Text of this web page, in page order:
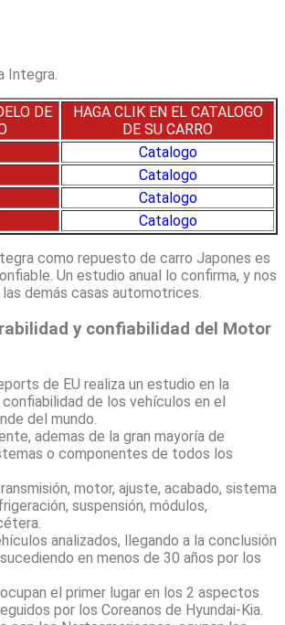
Integra.
DE
HAGA CLIK EN EL CATALOGO
DE SU CARRO
Catalogo
Catalogo
Catalogo
Catalogo
como repuesto de carro Japones es
Un estudio anual lo confirma, y nos
demás casas automotrices.
y confiabilidad del Motor
de EU realiza un estudio en la
de los vehículos en el
del mundo.
ademas de la gran mayoría de
o componentes de todos los
motor, ajuste, acabado, sistema
suspensión, módulos,
analizados, llegando a la conclusión
en menos de 30 años por los
el primer lugar en los 2 aspectos
por los Coreanos de Hyundai-Kia.